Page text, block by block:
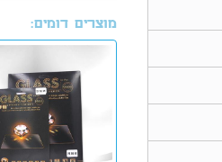
מוצרים דומים: